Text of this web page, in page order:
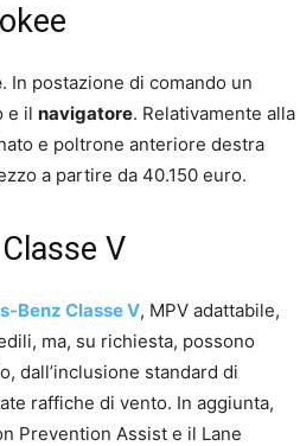
. In postazione di comando un
e il navigatore. Relativamente alla
e poltrone anteriore destra
a partire da 40.150 euro.
V
Benz Classe V, MPV adattabile,
ma, su richiesta, possono
dall’inclusione standard di
raffiche di vento. In aggiunta,
Prevention Assist e il Lane